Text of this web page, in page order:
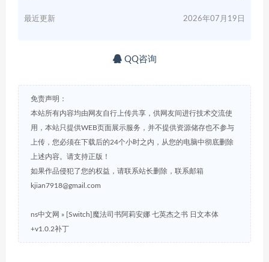
最近更新 2026年07月19日
QQ咨询
免责声明：
本站所有内容均由网友自行上传共享，供网友间进行技术交流使
用，本站只提供WEB页面展示服务，并不提供资源储存也不参与
上传，您必须在下载后的24个小时之内，从您的电脑中彻底删除
上述内容。请支持正版！
如果作品侵犯了您的权益，请联系站长删除，联系邮箱
kjian7918@gmail.com
ns中文网 » [Switch]魔法司书阿莉安娜 七英杰之书 日文本体
+v1.0.2补丁